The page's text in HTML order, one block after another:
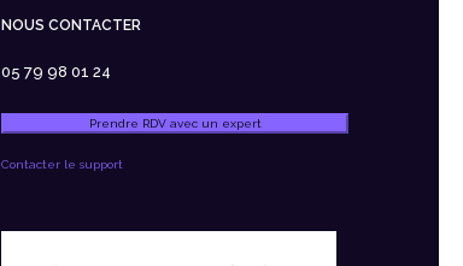
Prendre RDV avec un expert
Contacter le support
NOUS CONTACTER
05 79 98 01 24